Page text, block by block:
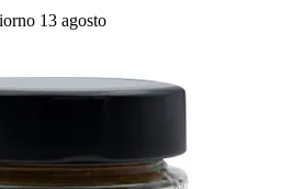
13 agosto